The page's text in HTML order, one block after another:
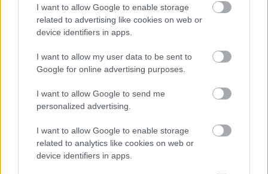
I want to allow Google to enable storage
related to advertising like cookies on web or
device identifiers in apps.
I want to allow my user data to be sent to
Google for online advertising purposes.
I want to allow Google to send me
personalized advertising.
I want to allow Google to enable storage
related to analytics like cookies on web or
device identifiers in apps.